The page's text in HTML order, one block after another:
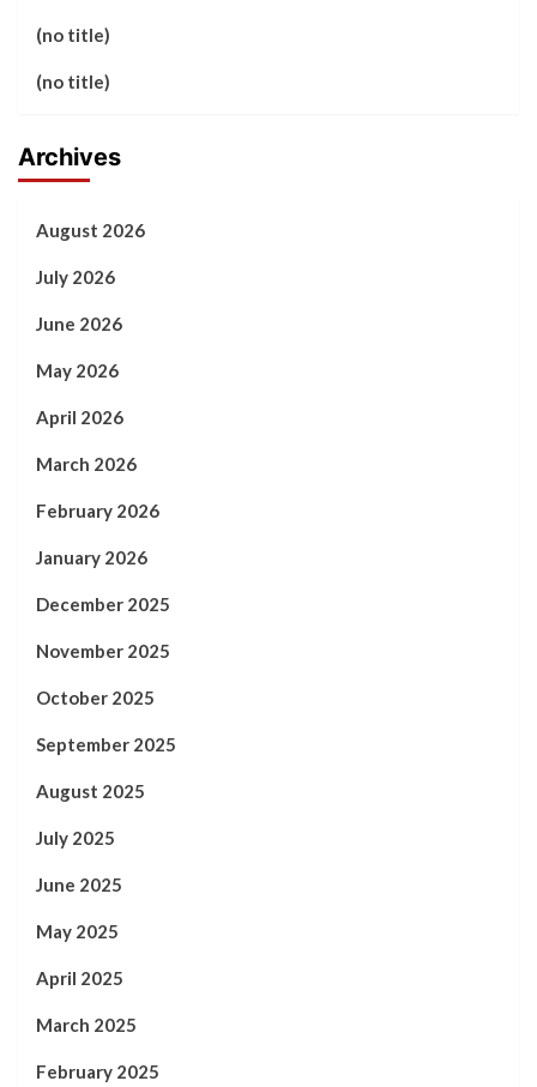
(no title)
(no title)
Archives
August 2026
July 2026
June 2026
May 2026
April 2026
March 2026
February 2026
January 2026
December 2025
November 2025
October 2025
September 2025
August 2025
July 2025
June 2025
May 2025
April 2025
March 2025
February 2025